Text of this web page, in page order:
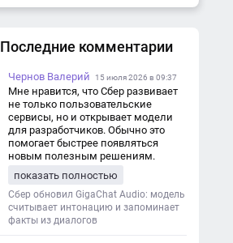
отличить аутсорсинг от других
Кто может предоставлять
услуги аутсорсинга?
Заключение
Последние комментарии
Чернов Валерий 15 июля 2026 в 09:37
Мне нравится, что Сбер развивает
не только пользовательские
сервисы, но и открывает модели
для разработчиков. Обычно это
помогает быстрее появляться
новым полезным решениям.
показать полностью
Сбер обновил GigaChat Audio: модель
считывает интонацию и запоминает
факты из диалогов